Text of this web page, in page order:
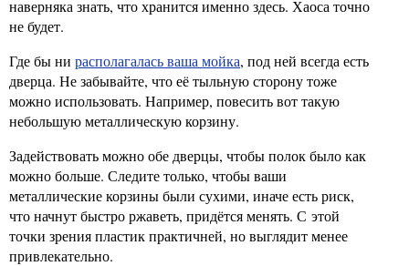
наверняка знать, что хранится именно здесь. Хаоса точно
не будет.
Где бы ни располагалась ваша мойка, под ней всегда есть
дверца. Не забывайте, что её тыльную сторону тоже
можно использовать. Например, повесить вот такую
небольшую металлическую корзину.
Задействовать можно обе дверцы, чтобы полок было как
можно больше. Следите только, чтобы ваши
металлические корзины были сухими, иначе есть риск,
что начнут быстро ржаветь, придётся менять. С этой
точки зрения пластик практичней, но выглядит менее
привлекательно.